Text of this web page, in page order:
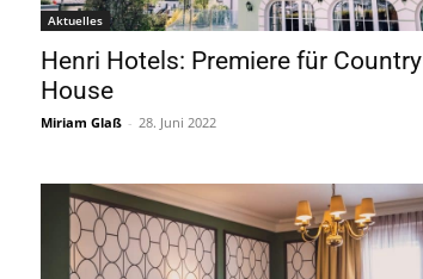
Aktuelles
Henri Hotels: Premiere für Country
House
Miriam Glaß - 28. Juni 2022